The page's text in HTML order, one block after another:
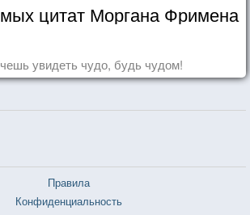
цитат Моргана Фримена
увидеть чудо, будь чудом!
Правила
Конфиденциальность